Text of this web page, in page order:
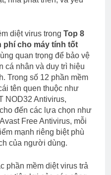
diệt virus trong Top 8
phí cho máy tính tốt
quan trọng để bảo vệ
cá nhân và duy trì hiệu
Trong số 12 phần mềm
tên quen thuộc như
NOD32 Antivirus,
đến các lựa chọn như
Free Antivirus, mỗi
mạnh riêng biệt phù
của người dùng.
phần mềm diệt virus trả